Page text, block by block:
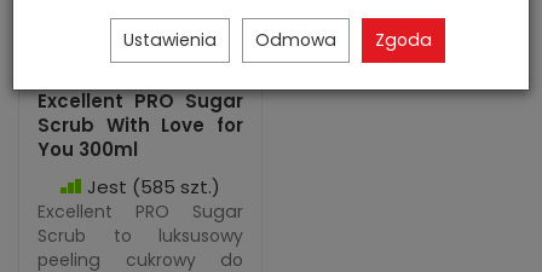
Excellent PRO Sugar
Scrub With Love for
You 300ml
Jest (585 szt.)
Excellent PRO Sugar
Scrub to luksusowy
peeling cukrowy do
Ustawienia Odmowa Zgoda